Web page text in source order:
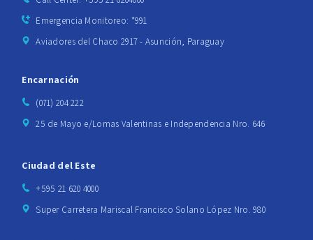
Emergencia Monitoreo: *991
Aviadores del Chaco 2917 - Asunción, Paraguay
Encarnación
(071) 204 222
25 de Mayo e/Lomas Valentinas e Independencia Nro. 646
Ciudad del Este
+595 21 620 4000
Super Carretera Mariscal Francisco Solano López Nro. 980